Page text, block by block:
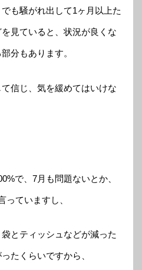
も騒がれ出して1ヶ月以上た
見ていると、状況が良くな
分もあります。
信じ、気を緩めてはいけな
で、7月も問題ないとか、
っていますし、
とティッシュなどが減った
たくらいですから、